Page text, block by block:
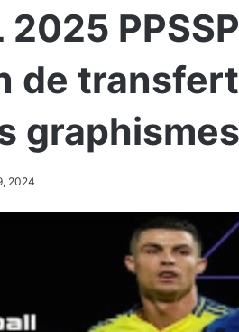
2025
de
2024